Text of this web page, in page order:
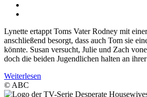
Lynette ertappt Toms Vater Rodney mit
anschließend besorgt, dass auch Tom sie
könnte. Susan versucht, Julie und Zach
doch die beiden Jugendlichen halten an
Weiterlesen
© ABC